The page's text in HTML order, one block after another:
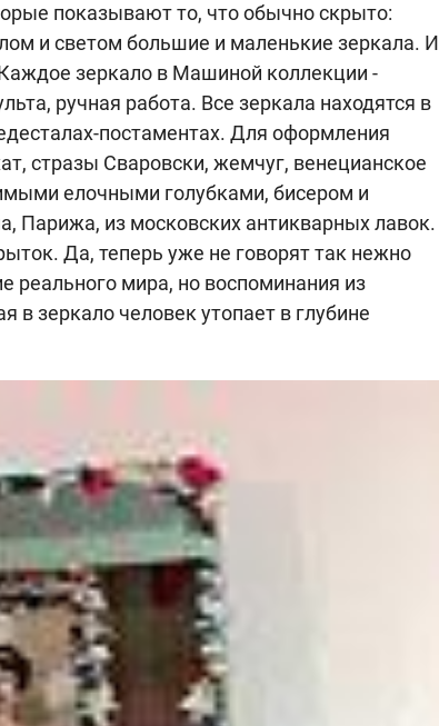
показывают то, что обычно скрыто:
и светом большие и маленькие зеркала. И
зеркало в Машиной коллекции -
ручная работа. Все зеркала находятся в
постаментах. Для оформления
стразы Сваровски, жемчуг, венецианское
елочными голубками, бисером и
Парижа, из московских антикварных лавок.
Да, теперь уже не говорят так нежно
реального мира, но воспоминания из
в зеркало человек утопает в глубине